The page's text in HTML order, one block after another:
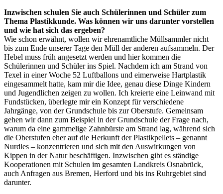
Inzwischen schulen Sie auch Schülerinnen und Schüler zum
Thema Plastikkunde. Was können wir uns darunter vorstellen
und wie hat sich das ergeben?
Wie schon erwähnt, wollen wir ehrenamtliche Müllsammler nicht
bis zum Ende unserer Tage den Müll der anderen aufsammeln. Der
Hebel muss früh angesetzt werden und hier kommen die
Schülerinnen und Schüler ins Spiel. Nachdem ich am Strand von
Texel in einer Woche 52 Luftballons und eimerweise Hartplastik
eingesammelt hatte, kam mir die Idee, genau diese Dinge Kindern
und Jugendlichen zeigen zu wollen. Ich kreierte eine Leinwand mit
Fundstücken, überlegte mir ein Konzept für verschiedene
Jahrgänge, von der Grundschule bis zur Oberstufe. Gemeinsam
gehen wir dann zum Beispiel in der Grundschule der Frage nach,
warum da eine gammelige Zahnbürste am Strand lag, während sich
die Oberstufen eher auf die Herkunft der Plastikpellets – genannt
Nurdles – konzentrieren und sich mit den Auswirkungen von
Kippen in der Natur beschäftigen. Inzwischen gibt es ständige
Kooperationen mit Schulen im gesamten Landkreis Osnabrück,
auch Anfragen aus Bremen, Herford und bis ins Ruhrgebiet sind
darunter.